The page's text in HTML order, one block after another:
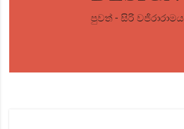
පුවත් - සිරි වජිරාරාමය